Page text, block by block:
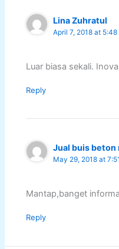
Lina Zuhratul
April 7, 2018 at 5:48
Luar biasa sekali.
Reply
Jual buis beton
May 29, 2018 at
Mantap,banget
Reply